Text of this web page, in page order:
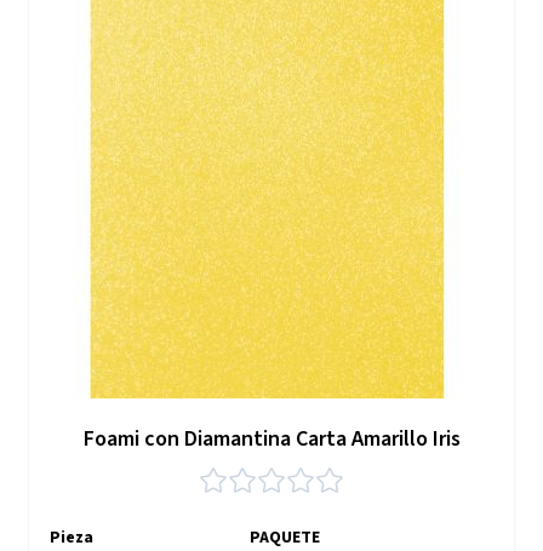
Foami con Diamantina Carta Amarillo Iris
Pieza
PAQUETE